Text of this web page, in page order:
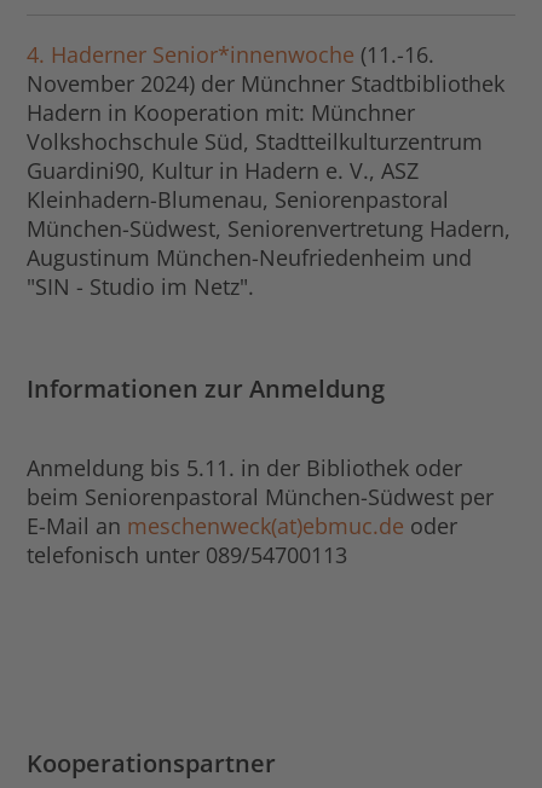
4. Haderner Senior*innenwoche (11.-16.
November 2024) der Münchner Stadtbibliothek
Hadern in Kooperation mit: Münchner
Volkshochschule Süd, Stadtteilkulturzentrum
Guardini90, Kultur in Hadern e. V., ASZ
Kleinhadern-Blumenau, Seniorenpastoral
München-Südwest, Seniorenvertretung Hadern,
Augustinum München-Neufriedenheim und
"SIN - Studio im Netz".
Informationen zur Anmeldung
Anmeldung bis 5.11. in der Bibliothek oder
beim Seniorenpastoral München-Südwest per
E-Mail an meschenweck(at)ebmuc.de oder
telefonisch unter 089/54700113
Kooperationspartner